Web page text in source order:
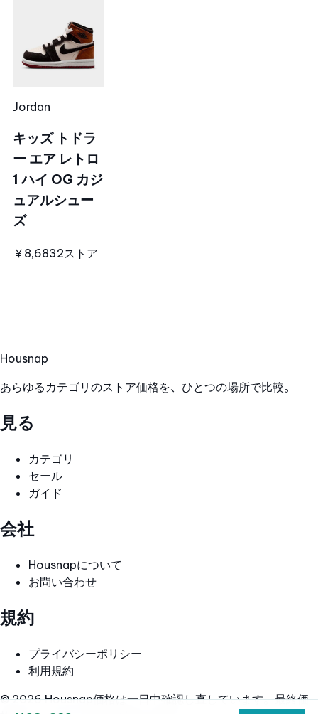
Jordan
キッズ トドラ
ー エア レトロ
1 ハイ OG カジ
ュアルシュー
ズ
￥8,6832ストア
Housnap
あらゆるカテゴリのストア価格を、ひとつの場所で比較。
見る
カテゴリ
セール
ガイド
会社
Housnapについて
お問い合わせ
規約
プライバシーポリシー
利用規約
© 2026 Housnap価格は一日中確認し直しています。最終価